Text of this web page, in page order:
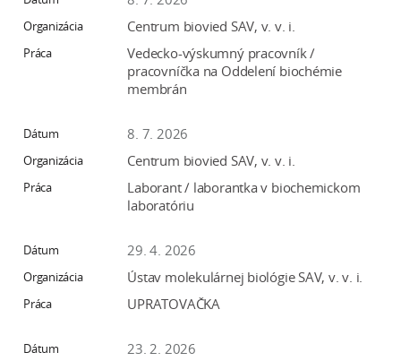
Centrum biovied SAV, v. v. i.
Vedecko-výskumný pracovník /
pracovníčka na Oddelení biochémie
membrán
8. 7. 2026
Centrum biovied SAV, v. v. i.
Laborant / laborantka v biochemickom
laboratóriu
29. 4. 2026
Ústav molekulárnej biológie SAV, v. v. i.
UPRATOVAČKA
23. 2. 2026